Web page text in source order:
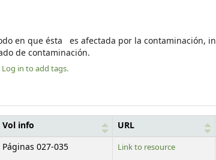
en que ésta es afectada por la contaminación,
de contaminación.
Log in to add tags.
Vol info URL
Páginas 027-035 Link to resource